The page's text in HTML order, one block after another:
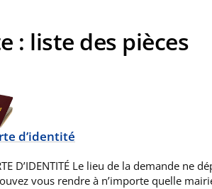
: liste des pièces
d’identité
D’IDENTITÉ Le lieu de la demande ne
vous rendre à n’importe quelle